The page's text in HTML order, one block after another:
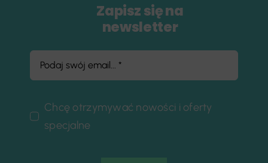
Zapisz się na
newsletter
Chcę otrzymywać nowości i oferty
specjalne